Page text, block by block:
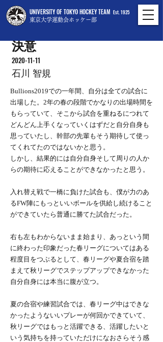
UNIVERSITY OF TOKYO HOCKEY TEAM
東京大学運動会ホッケー部
Est. 1925
決意
2020-11-11
石川 智規
Bullions2019での一年間、自分は全ての試合に
出場した。2年の春の段階でかなりの出場時間を
もらっていて、そこから試合を重ねるにつれて
どんどん上手くなっていくはずだと自分自身も
思っていたし、幹部の先輩もそう期待して使っ
てくれてたのではないかと思う。
しかし、結果的には自分自身そして周りの人か
らの期待に応えることができなかったと思う。
入れ替え戦で一橋に負けた試合も、僕が力のあ
るFW陣にもっといいボールを供給し続けること
ができていたら普通に勝てた試合だった。
右も左もわからないまま始まり、あっという間
に終わった印象だった春リーグについてはある
程度目をつぶるとして、春リーグや夏合宿を踏
まえて秋リーグでステップアップできなかった
自分自身には本当に腹が立つ。
夏の合宿や練習試合では、春リーグ中はできな
かったようないいプレーが何回かできていて、
秋リーグではもっと活躍できる、活躍したいと
いう気持ちを持っていただけになおさらそう感